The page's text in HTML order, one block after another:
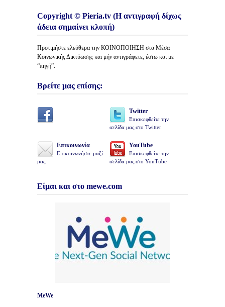
Copyright © Pieria.tv (Η αντιγραφή δίχως
άδεια σημαίνει κλοπή)
Προτιμήστε ελεύθερα την ΚΟΙΝΟΠΟΙΗΣΗ στα Μέσα
Κοινωνικής Δικτύωσης και μήν αντιγράφετε, έστω και με
“πηγή”.
Βρείτε μας επίσης:
Twitter
Επισκεφθείτε την
σελίδα μας στο Twitter
Επικοινωνία
Επικοινωνήστε μαζί
μας
YouTube
Επισκεφθείτε την
σελίδα μας στο YouTube
Είμαι και στο mewe.com
MeWe